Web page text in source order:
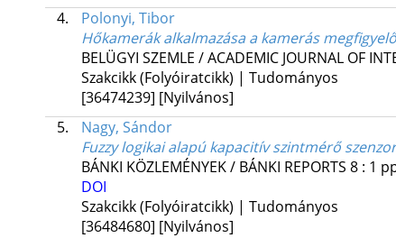
4.
Polonyi, Tibor
Hőkamerák alkalmazása a kamerás
BELÜGYI SZEMLE / ACADEMIC JOURNAL OF
Szakcikk (Folyóiratcikk) | Tudományos
[36474239] [Nyilvános]
5.
Nagy, Sándor
Fuzzy logikai alapú kapacitív szintmérő
BÁNKI KÖZLEMÉNYEK / BÁNKI REPORTS 8: 1
DOI
Szakcikk (Folyóiratcikk) | Tudományos
[36484680] [Nyilvános]